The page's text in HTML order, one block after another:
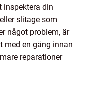
inspektera din
slitage som
något problem, är
med en gång innan
reparationer